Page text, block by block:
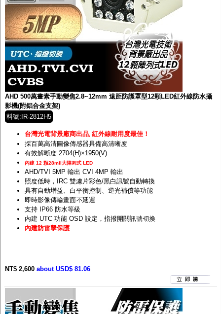
AHD 500萬畫素手動變焦2.8~12mm 遠距防護罩型12顆LED紅外線防水攝
影機(附鋁合金支架)
料號:IR-2812H5
台灣光電背景廠商出品 紅外線耐用度最佳！
採百萬高清圖像傳感器具備高清晰度
有效解晰度 2704(H)×1950(V)
內建 12 顆28mil大陣列式 LED
AHD/TVI 5MP 輸出 CVI 4MP 輸出
照度低時，IRC 雙濾片彩色/黑白訊號自動轉換
具有自動增益、白平衡控制、逆光補償等功能
即時影像傳輸畫面不延遲
支持 IP66 防水等級
內建 UTC 功能 OSD 設定，指撥開關訊號切換
內建防雷擊保護
NT$ 2,600 about USD$ 81.06